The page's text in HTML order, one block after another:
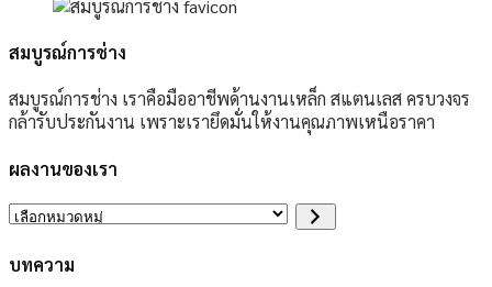
สมบูรณ์การช่าง
สมบูรณ์การช่าง เราคือมืออาชีพด้านงานเหล็ก สแตนเลส ครบวงจร
กล้ารับประกันงาน เพราะเรายึดมั่นให้งานคุณภาพเหนือราคา
ผลงานของเรา
เลือก
หมู่
บทความ